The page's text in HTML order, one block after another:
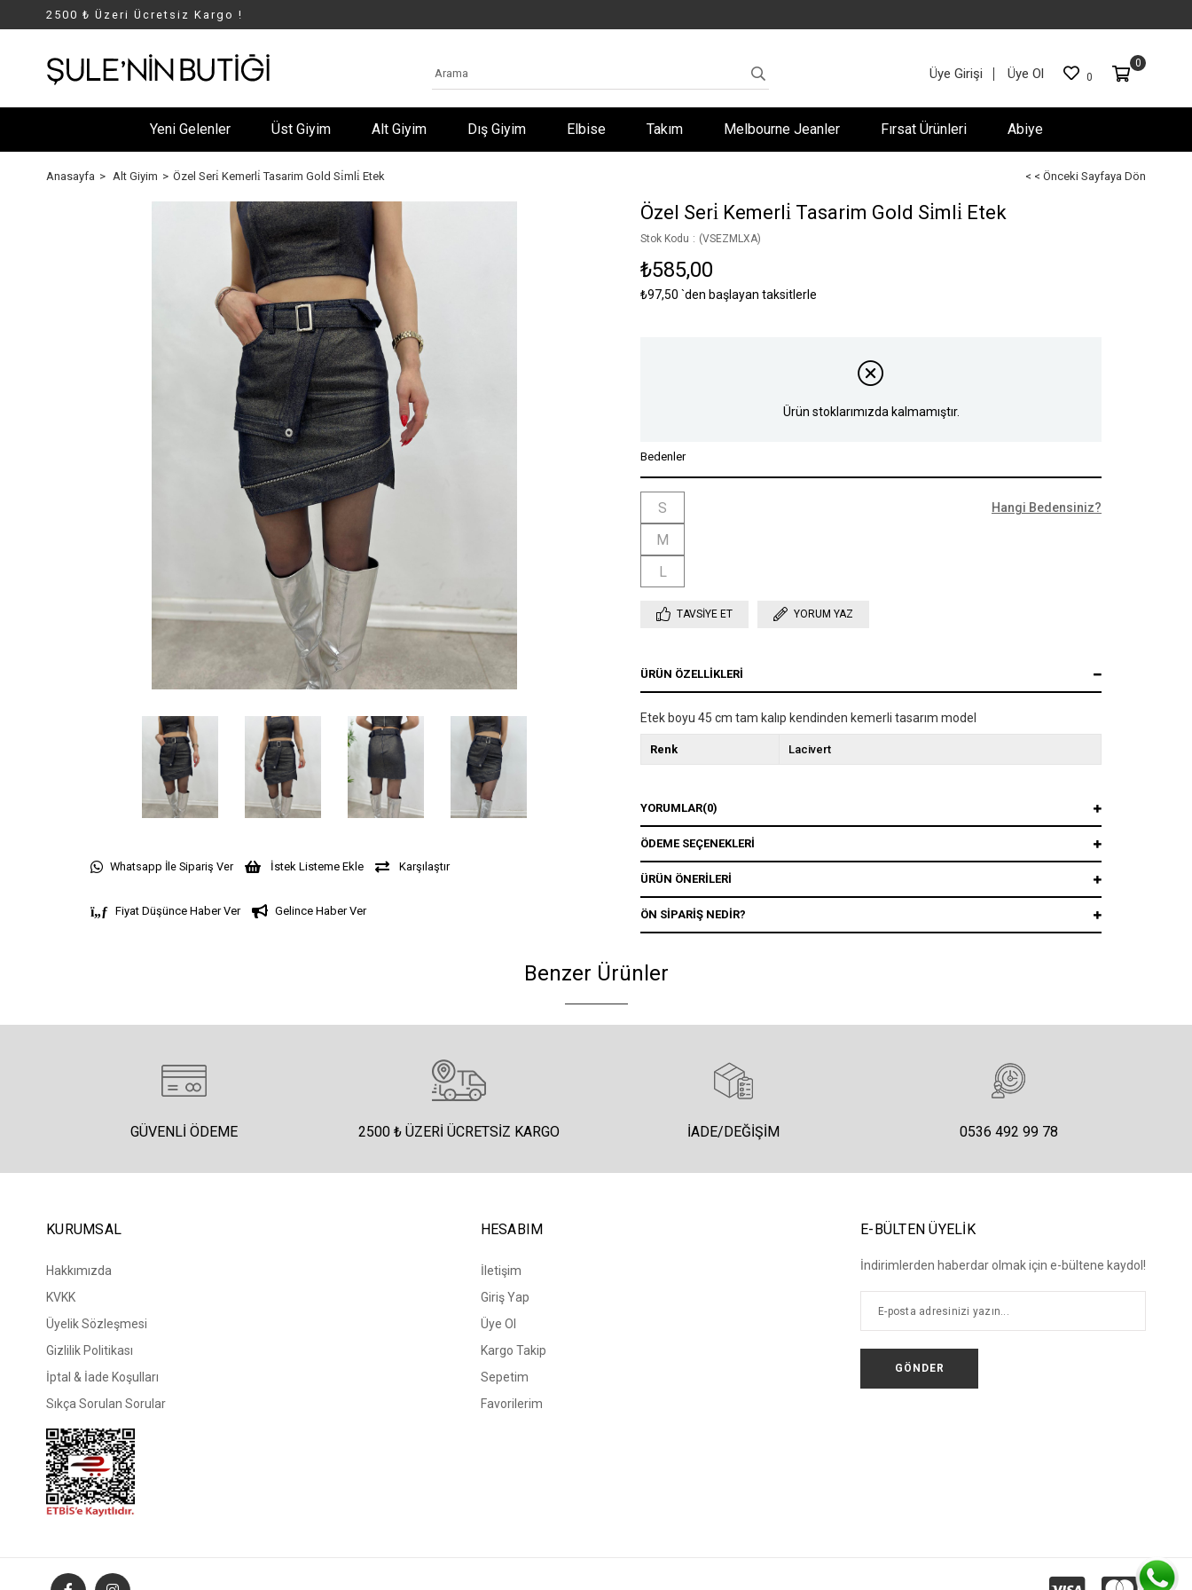
2500 ₺ Üzeri Ücretsiz Kargo !
0
0
Üye Girişi Üye Ol
Yeni Gelenler Üst Giyim Alt Giyim Dış Giyim Elbise Takım Melbourne Jeanler Fırsat Ürünleri Abiye
Anasayfa Alt Giyim Özel Seri̇ Kemerli̇ Tasarim Gold Si̇mli̇ Etek < < Önceki Sayfaya Dön
Whatsapp İle Sipariş Ver İstek Listeme Ekle Karşılaştır
Fiyat Düşünce Haber Ver Gelince Haber Ver
Özel Seri̇ Kemerli̇ Tasarim Gold Si̇mli̇ Etek
Stok Kodu (VSEZMLXA)
₺585,00
₺97,50 `den başlayan taksitlerle
Ürün stoklarımızda kalmamıştır.
Bedenler
S
M
L
Hangi Bedensiniz?
TAVSIYE ET YORUM YAZ
ÜRÜN ÖZELLIKLERI
Etek boyu 45 cm tam kalıp kendinden kemerli tasarım model
Renk Lacivert
YORUMLAR(0)
ÖDEME SEÇENEKLERI
ÜRÜN ÖNERILERI
ÖN SIPARIŞ NEDIR?
Benzer Ürünler
GÜVENLI ÖDEME 2500 ₺ ÜZERI ÜCRETSIZ KARGO İADE/DEĞIŞIM 0536 492 99 78
KURUMSAL
Hakkımızda
KVKK
Üyelik Sözleşmesi
Gizlilik Politikası
İptal & İade Koşulları
Sıkça Sorulan Sorular
HESABIM
İletişim
Giriş Yap
Üye Ol
Kargo Takip
Sepetim
Favorilerim
E-BÜLTEN ÜYELİK
İndirimlerden haberdar olmak için e-bültene kaydol!
GÖNDER